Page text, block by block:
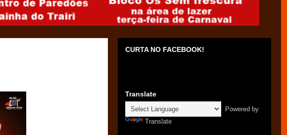
CURTA NO FACEBOOK!
Translate
Powered by
Translate